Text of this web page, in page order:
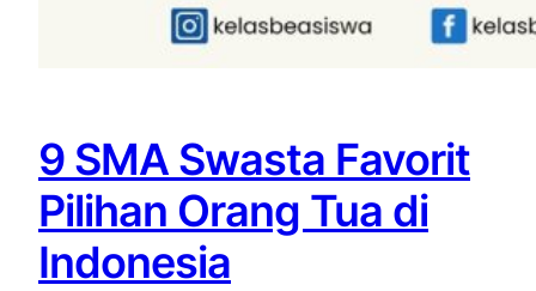
9 SMA Swasta Favorit
Pilihan Orang Tua di
Indonesia